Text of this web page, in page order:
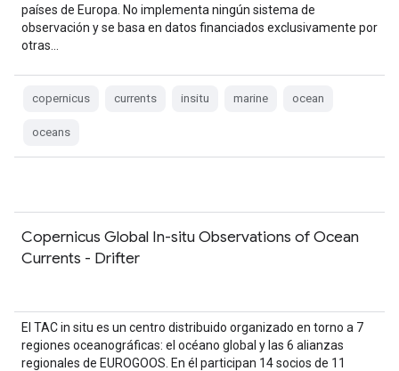
países de Europa. No implementa ningún sistema de
observación y se basa en datos financiados exclusivamente por
otras…
copernicus currents insitu marine ocean
oceans
Copernicus Global In-situ Observations of Ocean
Currents - Drifter
El TAC in situ es un centro distribuido organizado en torno a 7
regiones oceanográficas: el océano global y las 6 alianzas
regionales de EUROGOOS. En él participan 14 socios de 11